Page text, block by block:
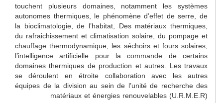
touchent plusieurs domaines, notamment les systèmes
autonomes thermiques, le phénomène d’effet de serre, de
la bioclimatologie, de l’habitat, Des matériaux thermiques,
du rafraichissement et climatisation solaire, du pompage et
chauffage thermodynamique, les séchoirs et fours solaires,
l’intelligence artificielle pour la commande de certains
domaines thermiques de production et autres. Les travaux
se déroulent en étroite collaboration avec les autres
équipes de la division au sein de l’unité de recherche des
matériaux et énergies renouvelables (U.R.M.E.R)